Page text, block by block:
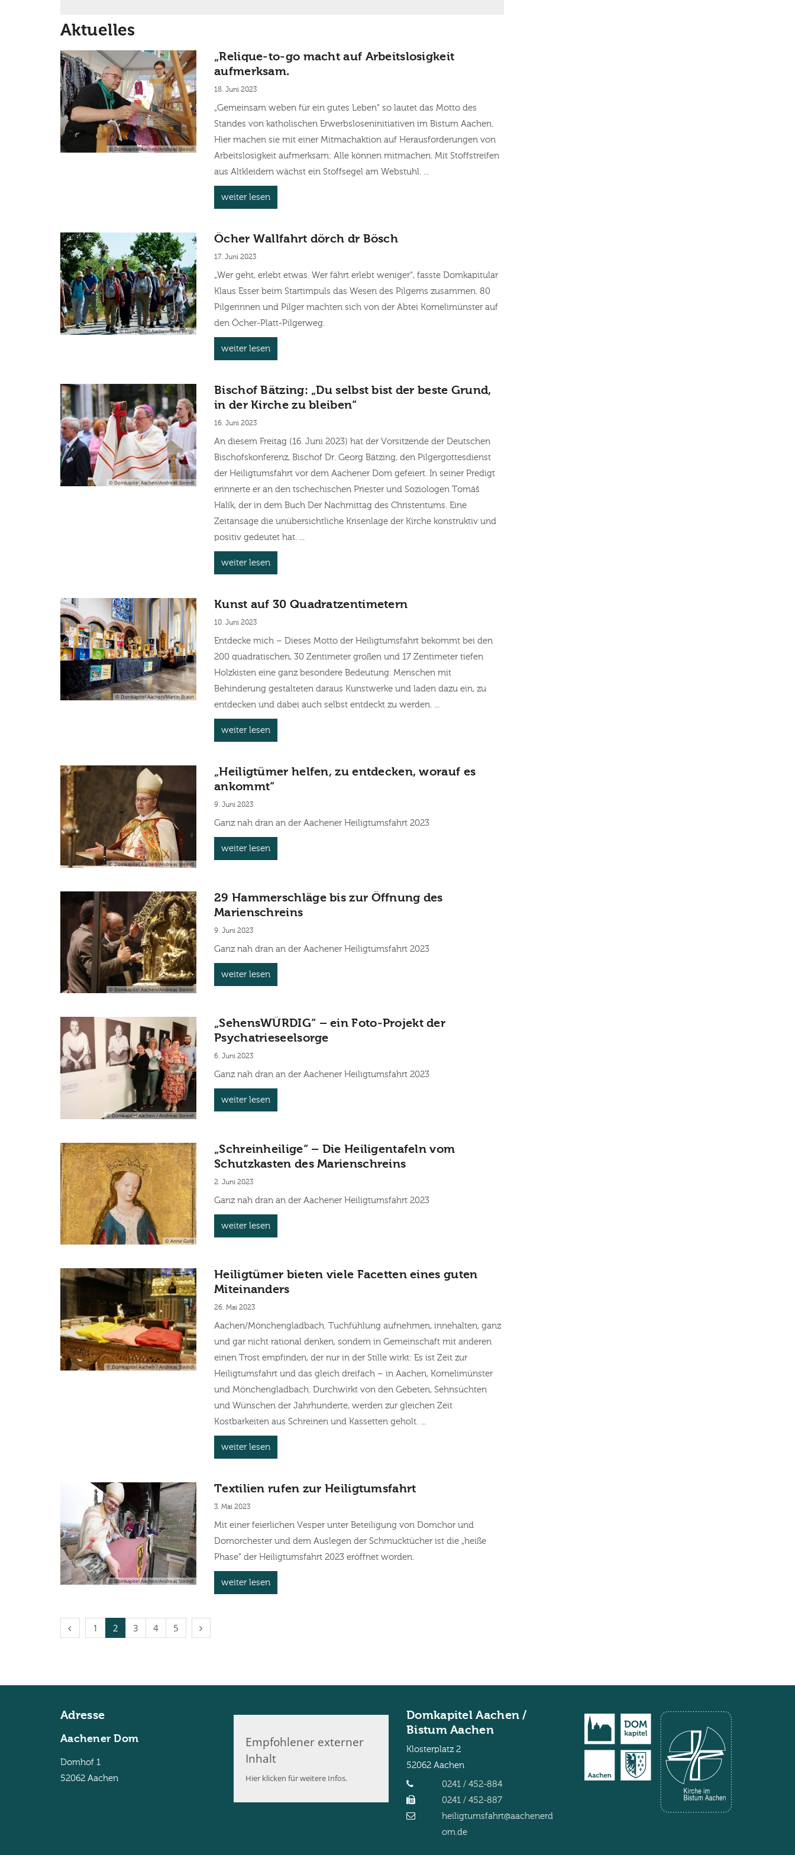
Aktuelles
© Domkapitel Aachen/Andreas Steindl
„Relique-to-go macht auf Arbeitslosigkeit
aufmerksam.
18. Juni 2023
„Gemeinsam weben für ein gutes Leben“ so lautet das Motto des
Standes von katholischen Erwerbsloseninitiativen im Bistum Aachen.
Hier machen sie mit einer Mitmachaktion auf Herausforderungen von
Arbeitslosigkeit aufmerksam: Alle können mitmachen. Mit Stoffstreifen
aus Altkleidern wächst ein Stoffsegel am Webstuhl. ...
weiter lesen
© Domkapitel Aachen/Timo Bergs
Öcher Wallfahrt dörch dr Bösch
17. Juni 2023
„Wer geht, erlebt etwas. Wer fährt erlebt weniger“, fasste Domkapitular
Klaus Esser beim Startimpuls das Wesen des Pilgerns zusammen. 80
Pilgerinnen und Pilger machten sich von der Abtei Kornelimünster auf
den Öcher-Platt-Pilgerweg.
weiter lesen
© Domkapitel Aachen/Andreas Steindl
Bischof Bätzing: „Du selbst bist der beste Grund,
in der Kirche zu bleiben“
16. Juni 2023
An diesem Freitag (16. Juni 2023) hat der Vorsitzende der Deutschen
Bischofskonferenz, Bischof Dr. Georg Bätzing, den Pilgergottesdienst
der Heiligtumsfahrt vor dem Aachener Dom gefeiert. In seiner Predigt
erinnerte er an den tschechischen Priester und Soziologen Tomáš
Halík, der in dem Buch Der Nachmittag des Christentums. Eine
Zeitansage die unübersichtliche Krisenlage der Kirche konstruktiv und
positiv gedeutet hat. ...
weiter lesen
© Domkapitel Aachen/Martin Braun
Kunst auf 30 Quadratzentimetern
10. Juni 2023
Entdecke mich – Dieses Motto der Heiligtumsfahrt bekommt bei den
200 quadratischen, 30 Zentimeter großen und 17 Zentimeter tiefen
Holzkisten eine ganz besondere Bedeutung. Menschen mit
Behinderung gestalteten daraus Kunstwerke und laden dazu ein, zu
entdecken und dabei auch selbst entdeckt zu werden. ...
weiter lesen
© Domkapitel Aachen/Andreas Steindl
„Heiligtümer helfen, zu entdecken, worauf es
ankommt“
9. Juni 2023
Ganz nah dran an der Aachener Heiligtumsfahrt 2023
weiter lesen
© Domkapitel Aachen/Andreas Steindl
29 Hammerschläge bis zur Öffnung des
Marienschreins
9. Juni 2023
Ganz nah dran an der Aachener Heiligtumsfahrt 2023
weiter lesen
© Domkapitel Aachen / Andreas Steindl
„SehensWÜRDIG“ – ein Foto-Projekt der
Psychatrieseelsorge
6. Juni 2023
Ganz nah dran an der Aachener Heiligtumsfahrt 2023
weiter lesen
© Anne Gold
„Schreinheilige“ – Die Heiligentafeln vom
Schutzkasten des Marienschreins
2. Juni 2023
Ganz nah dran an der Aachener Heiligtumsfahrt 2023
weiter lesen
© Domkapitel Aachen / Andreas Steindl
Heiligtümer bieten viele Facetten eines guten
Miteinanders
26. Mai 2023
Aachen/Mönchengladbach. Tuchfühlung aufnehmen, innehalten, ganz
und gar nicht rational denken, sondern in Gemeinschaft mit anderen
einen Trost empfinden, der nur in der Stille wirkt: Es ist Zeit zur
Heiligtumsfahrt und das gleich dreifach – in Aachen, Kornelimünster
und Mönchengladbach. Durchwirkt von den Gebeten, Sehnsüchten
und Wünschen der Jahrhunderte, werden zur gleichen Zeit
Kostbarkeiten aus Schreinen und Kassetten geholt. ...
weiter lesen
© Domkapitel Aachen/Andreas Steindl
Textilien rufen zur Heiligtumsfahrt
3. Mai 2023
Mit einer feierlichen Vesper unter Beteiligung von Domchor und
Domorchester und dem Auslegen der Schmucktücher ist die „heiße
Phase“ der Heiligtumsfahrt 2023 eröffnet worden.
weiter lesen
Vorherige Seite
1 2 3 4 5 Nächste Seite
Adresse
Aachener Dom
Domhof 1
52062 Aachen
Empfohlener externer
Inhalt
Hier klicken für weitere Infos.
Domkapitel Aachen /
Bistum Aachen
Klosterplatz 2
52062 Aachen
0241 / 452-884
0241 / 452-887
heiligtumsfahrt@aachenerd
om.de